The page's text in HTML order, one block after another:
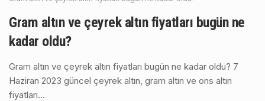
Gram altın ve çeyrek altın fiyatları bugün ne
kadar oldu?
Gram altın ve çeyrek altın fiyatları bugün ne kadar oldu? 7
Haziran 2023 güncel çeyrek altın, gram altın ve ons altın
fiyatları…